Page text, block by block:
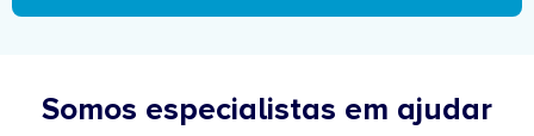
Somos especialistas em ajudar